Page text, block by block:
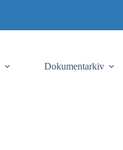
Dokumentarkiv